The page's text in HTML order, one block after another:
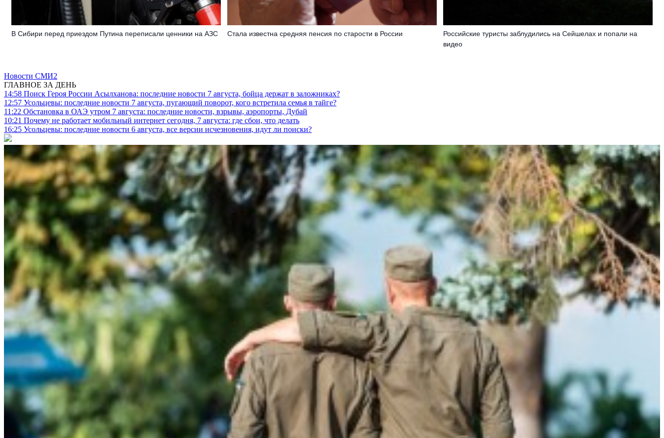
В Сибири перед приездом Путина переписали ценники на АЗС Стала известна средняя пенсия по старости в России
Российские туристы заблудились на Сейшелах и попали на
видео
Новости СМИ2
ГЛАВНОЕ ЗА ДЕНЬ
14:58 Поиск Героя России Асылханова: последние новости 7 августа, бойца держат в заложниках?
12:57 Усольцевы: последние новости 7 августа, пугающий поворот, кого встретила семья в тайге?
11:22 Обстановка в ОАЭ утром 7 августа: последние новости, взрывы, аэропорты, Дубай
10:21 Почему не работает мобильный интернет сегодня, 7 августа: где сбои, что делать
16:25 Усольцевы: последние новости 6 августа, все версии исчезновения, идут ли поиски?